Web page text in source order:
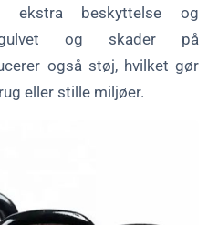
ekstra beskyttelse og
og skader på
også støj, hvilket gør
eller stille miljøer.